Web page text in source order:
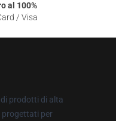
al 100%
/ Visa
prodotti di alta
progettati per